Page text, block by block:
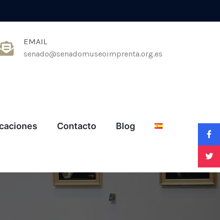
EMAIL
senado@senadomuseoimprenta.org.es
Contacto Blog